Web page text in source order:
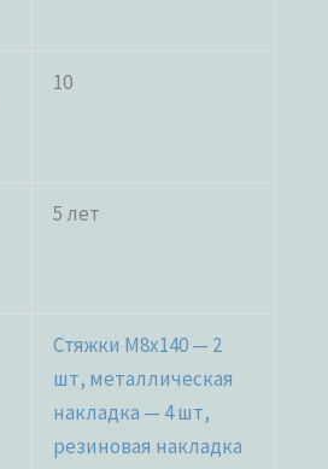
10
5 лет
Стяжки M8x140 — 2
шт, металлическая
накладка — 4 шт,
резиновая накладка